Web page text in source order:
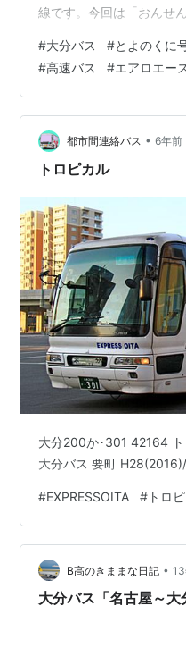
線です。今回は「おんせ
した。 旅の始まりは大分
になる車両は？ とよのく
ト等の車内設備は？ 車窓
のバス旅 まとめ 乗車デ
トキハ前から 今回の旅の
す。大分トキハ前のバス
#大分バス #とよのくに
#高速バス #エアロエー
都市間連絡バス • 6年前
トロピカル
大分200か･301 42164
大分バス 要町
#EXPRESSOITA # トロ
B高のきままな日記 •
大分バス「名古屋～